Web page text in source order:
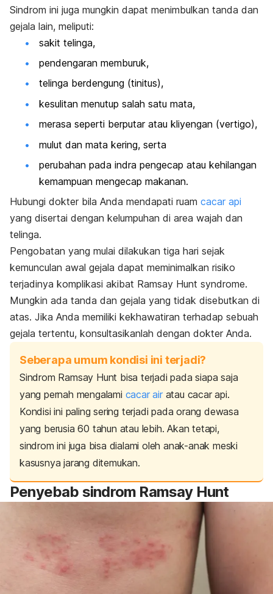
Sindrom ini juga mungkin dapat menimbulkan tanda dan
gejala lain, meliputi:
sakit telinga,
pendengaran memburuk,
telinga berdengung (tinitus),
kesulitan menutup salah satu mata,
merasa seperti berputar atau kliyengan (vertigo),
mulut dan mata kering, serta
perubahan pada indra pengecap atau kehilangan
kemampuan mengecap makanan.
Hubungi dokter bila Anda mendapati ruam cacar api
yang disertai dengan kelumpuhan di area wajah dan
telinga.
Pengobatan yang mulai dilakukan tiga hari sejak
kemunculan awal gejala dapat meminimalkan risiko
terjadinya komplikasi akibat Ramsay Hunt syndrome.
Mungkin ada tanda­ dan gejala yang tidak disebutkan di
atas. Jika Anda memiliki kekhawatiran terhadap sebuah
gejala tertentu, konsultasikanlah dengan dokter Anda.
Seberapa umum kondisi ini terjadi?
Sindrom Ramsay Hunt bisa terjadi pada siapa saja
yang pernah mengalami cacar airatau cacar api.
Kondisi ini paling sering terjadi pada orang dewasa
yang berusia 60 tahun atau lebih. Akan tetapi,
sindrom ini juga bisa dialami oleh anak-anak meski
kasusnya jarang ditemukan.
Penyebab sindrom Ramsay Hunt